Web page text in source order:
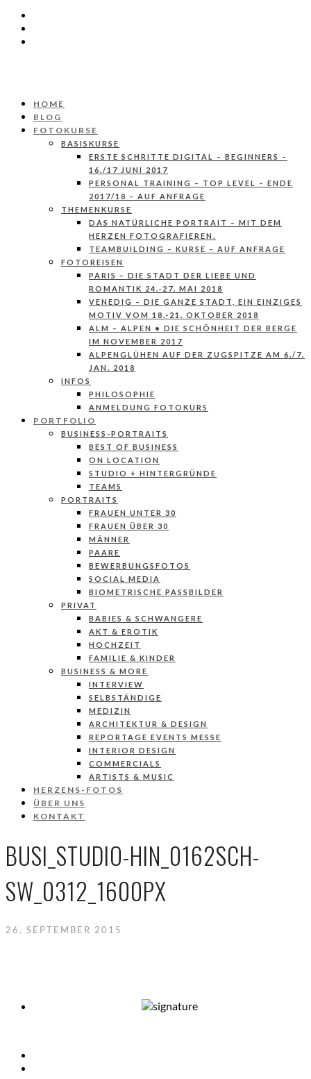
HOME
BLOG
FOTOKURSE
BASISKURSE
ERSTE SCHRITTE DIGITAL – BEGINNERS –
16./17 JUNI 2017
PERSONAL TRAINING – TOP LEVEL – ENDE
2017/18 – AUF ANFRAGE
THEMENKURSE
DAS NATÜRLICHE PORTRAIT – MIT DEM
HERZEN FOTOGRAFIEREN.
TEAMBUILDING – KURSE – AUF ANFRAGE
FOTOREISEN
PARIS – DIE STADT DER LIEBE UND
ROMANTIK 24.-27. MAI 2018
VENEDIG – DIE GANZE STADT, EIN EINZIGES
MOTIV VOM 18.-21. OKTOBER 2018
ALM – ALPEN • DIE SCHÖNHEIT DER BERGE
IM NOVEMBER 2017
ALPENGLÜHEN AUF DER ZUGSPITZE AM 6./7.
JAN. 2018
INFOS
PHILOSOPHIE
ANMELDUNG FOTOKURS
PORTFOLIO
BUSINESS-PORTRAITS
BEST OF BUSINESS
ON LOCATION
STUDIO + HINTERGRÜNDE
TEAMS
PORTRAITS
FRAUEN UNTER 30
FRAUEN ÜBER 30
MÄNNER
PAARE
BEWERBUNGSFOTOS
SOCIAL MEDIA
BIOMETRISCHE PASSBILDER
PRIVAT
BABIES & SCHWANGERE
AKT & EROTIK
HOCHZEIT
FAMILIE & KINDER
BUSINESS & MORE
INTERVIEW
SELBSTÄNDIGE
MEDIZIN
ARCHITEKTUR & DESIGN
REPORTAGE EVENTS MESSE
INTERIOR DESIGN
COMMERCIALS
ARTISTS & MUSIC
HERZENS-FOTOS
ÜBER UNS
KONTAKT
BUSI_STUDIO-HIN_0162SCH-
SW_0312_1600PX
26. SEPTEMBER 2015